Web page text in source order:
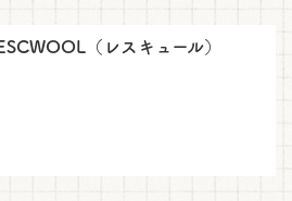
（レスキュール）